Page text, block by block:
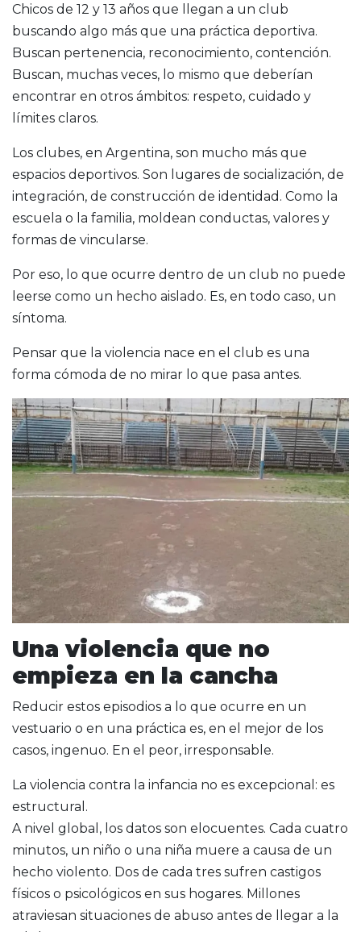
Chicos de 12 y 13 años que llegan a un club
buscando algo más que una práctica deportiva.
Buscan pertenencia, reconocimiento, contención.
Buscan, muchas veces, lo mismo que deberían
encontrar en otros ámbitos: respeto, cuidado y
límites claros.
Los clubes, en Argentina, son mucho más que
espacios deportivos. Son lugares de socialización, de
integración, de construcción de identidad. Como la
escuela o la familia, moldean conductas, valores y
formas de vincularse.
Por eso, lo que ocurre dentro de un club no puede
leerse como un hecho aislado. Es, en todo caso, un
síntoma.
Pensar que la violencia nace en el club es una
forma cómoda de no mirar lo que pasa antes.
Una violencia que no
empieza en la cancha
Reducir estos episodios a lo que ocurre en un
vestuario o en una práctica es, en el mejor de los
casos, ingenuo. En el peor, irresponsable.
La violencia contra la infancia no es excepcional: es
estructural.
A nivel global, los datos son elocuentes. Cada cuatro
minutos, un niño o una niña muere a causa de un
hecho violento. Dos de cada tres sufren castigos
físicos o psicológicos en sus hogares. Millones
atraviesan situaciones de abuso antes de llegar a la